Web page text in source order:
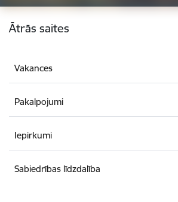
Kājene
Ātrās saites
Vakances
Pakalpojumi
Iepirkumi
Sabiedrības līdzdalība